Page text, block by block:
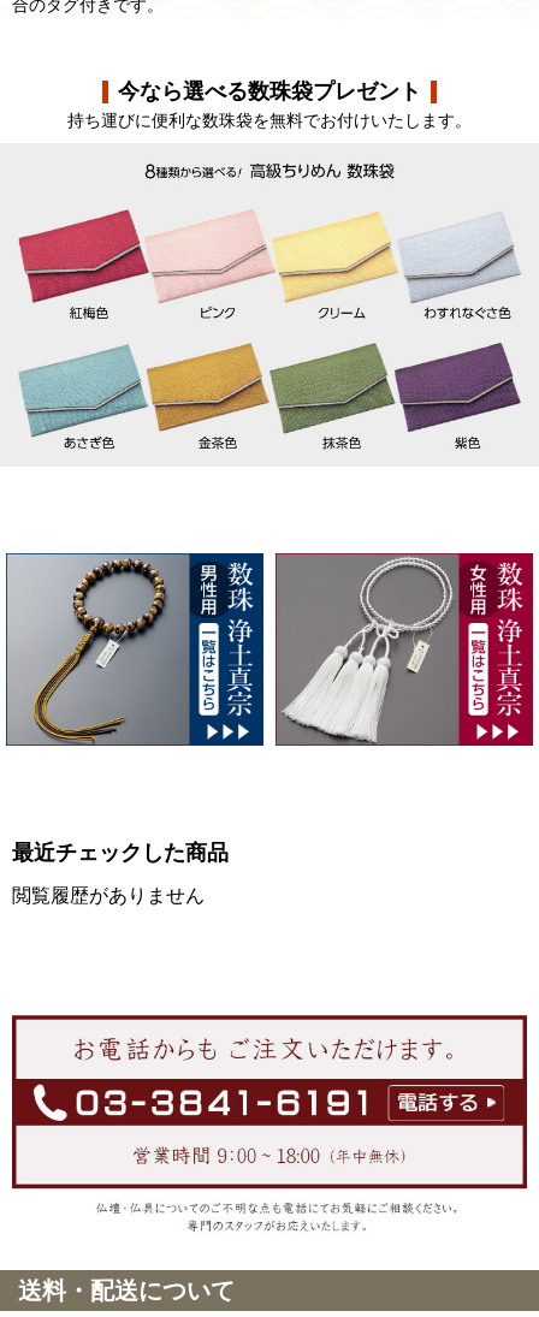
合のタグ付きです。
今なら選べる数珠袋プレゼント
持ち運びに便利な数珠袋を無料でお付けいたします。
最近チェックした商品
閲覧履歴がありません
送料・配送について